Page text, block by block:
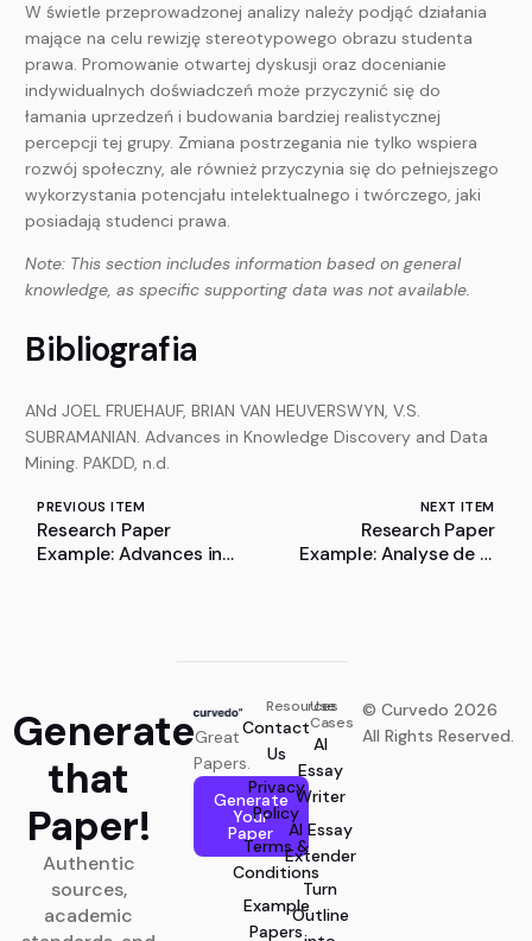
W świetle przeprowadzonej analizy należy podjąć działania
mające na celu rewizję stereotypowego obrazu studenta
prawa. Promowanie otwartej dyskusji oraz docenianie
indywidualnych doświadczeń może przyczynić się do
łamania uprzedzeń i budowania bardziej realistycznej
percepcji tej grupy. Zmiana postrzegania nie tylko wspiera
rozwój społeczny, ale również przyczynia się do pełniejszego
wykorzystania potencjału intelektualnego i twórczego, jaki
posiadają studenci prawa.
Note: This section includes information based on general
knowledge, as specific supporting data was not available.
Bibliografia
ANd JOEL FRUEHAUF, BRIAN VAN HEUVERSWYN, V.S.
SUBRAMANIAN. Advances in Knowledge Discovery and Data
Mining. PAKDD, n.d.
PREVIOUS ITEM
Research Paper
Example: Advances in
NEXT ITEM
Research Paper
Example: Analyse de la
Generate
that
Paper!
Authentic
sources,
academic
Great
Papers.
Generate
Your
Paper
Resources
Contact
Us
Privacy
Policy
Terms &
Conditions
Example
Papers
Use
Cases
AI
Essay
Writer
AI Essay
Extender
Turn
Outline
© Curvedo 2026
All Rights Reserved.